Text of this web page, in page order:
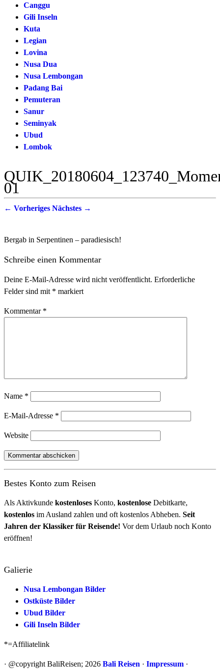
Canggu
Gili Inseln
Kuta
Legian
Lovina
Nusa Dua
Nusa Lembongan
Padang Bai
Pemuteran
Sanur
Seminyak
Ubud
Lombok
01
← Vorheriges Nächstes →
Bergab in Serpentinen – paradiesisch!
Schreibe einen Kommentar
Deine E-Mail-Adresse wird nicht veröffentlicht. Erforderliche
Felder sind mit * markiert
Kommentar *
Name *
E-Mail-Adresse *
Website
Bestes Konto zum Reisen
Als Aktivkunde kostenloses Konto, kostenlose Debitkarte,
kostenlos im Ausland zahlen und oft kostenlos Abheben. Seit
Jahren der Klassiker für Reisende! Vor dem Urlaub noch Konto
eröffnen!
Galierie
Nusa Lembongan Bilder
Ostküste Bilder
Ubud Bilder
Gili Inseln Bilder
*=Affiliatelink
· @copyright BaliReisen; 2026 Bali Reisen · Impressum ·